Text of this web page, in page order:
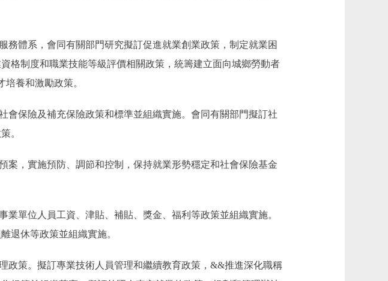
體系，會同有關部門研究擬訂促進就業創業政策，制定就業困
格制度和職業技能等級評價相關政策，統籌建立面向城鄉勞動者
養和激勵政策。
保險及補充保險政策和標準並組織實施。會同有關部門擬訂社
。
，實施預防、調節和控制，保持就業形勢穩定和社會保險基金
單位人員工資、津貼、補貼、獎金、福利等政策並組織實施。
退休等政策並組織實施。
策。擬訂專業技術人員管理和繼續教育政策，&&推進深化職稱